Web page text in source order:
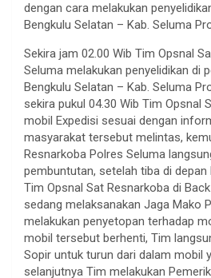
dengan cara melakukan
Bengkulu Selatan – Kab. Seluma
Sekira jam 02.00 Wib Tim Opsnal
Seluma melakukan penyelidikan di
Bengkulu Selatan – Kab. Seluma
sekira pukul 04.30 Wib Tim Opsnal
mobil Expedisi sesuai dengan
masyarakat tersebut melintas,
Resnarkoba Polres Seluma
pembuntutan, setelah tiba di depan
Tim Opsnal Sat Resnarkoba di
sedang melaksanakan Jaga Mako
melakukan penyetopan terhadap
mobil tersebut berhenti, Tim
Sopir untuk turun dari dalam mobil
selanjutnya Tim melakukan